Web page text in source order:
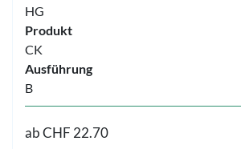
HG
Produkt
CK
Ausführung
B
abCHF 22.70